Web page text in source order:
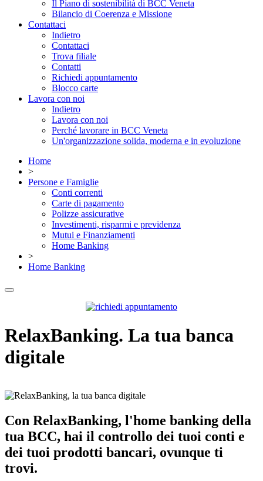
Il Piano di sostenibilità di BCC Veneta
Bilancio di Coerenza e Missione
Contattaci
Indietro
Contattaci
Trova filiale
Contatti
Richiedi appuntamento
Blocco carte
Lavora con noi
Indietro
Lavora con noi
Perché lavorare in BCC Veneta
Un'organizzazione solida, moderna e in evoluzione
Home
>
Persone e Famiglie
Conti correnti
Carte di pagamento
Polizze assicurative
Investimenti, risparmi e previdenza
Mutui e Finanziamenti
Home Banking
>
Home Banking
RelaxBanking. La tua banca
digitale
Con RelaxBanking, l'home banking della
tua BCC, hai il controllo dei tuoi conti e
dei tuoi prodotti bancari, ovunque ti
trovi.